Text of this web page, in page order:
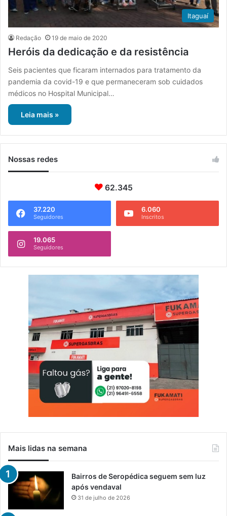
Itaguaí
Redação 19 de maio de 2020
Heróis da dedicação e da resistência
Seis pacientes que ficaram internados para tratamento da
pandemia da covid-19 e que permaneceram sob cuidados
médicos no Hospital Municipal…
Leia mais »
Nossas redes
62.345
37.220
Seguidores
6.060
Inscritos
19.065
Seguidores
Mais lidas na semana
Bairros de Seropédica seguem sem luz
após vendaval
31 de julho de 2026